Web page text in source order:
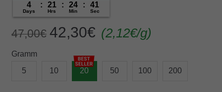
4
Days
: 21
Hrs
: 24
Min
: 40
Sec
47,00€ Original
price
47,00€.
42,30€Current
price
42,30€.
(2,12€/g)
Gramm
5
10 20 50 100 200